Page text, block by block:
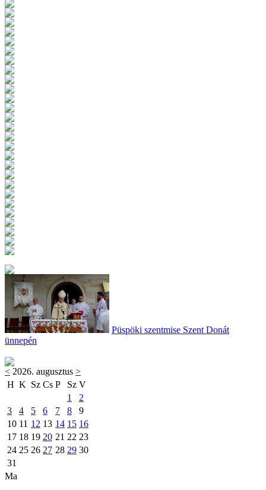
Püspöki szentmise Szent Donát
ünnepén
< 2026. augusztus >
H K Sz Cs P Sz V
1
2
3
4 5 6 7 8
9
10 11 12 13 14 15 16
17 18 19 20 21 22 23
24 25 26 27 28 29 30
31
Ma